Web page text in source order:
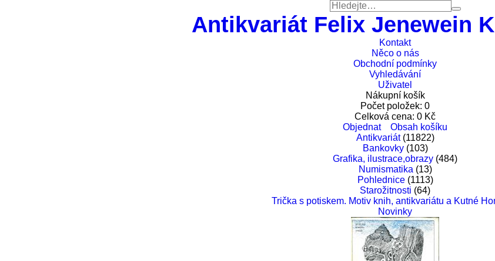
Antikvariát Felix Jenewein
Kontakt
Něco o nás
Obchodní podmínky
Vyhledávání
Uživatel
Nákupní košík
Počet položek: 0
Celková cena: 0 Kč
Objednat
Obsah košíku
Antikvariát(11822)
Bankovky(103)
Grafika, ilustrace,obrazy (484)
Numismatika (13)
Pohlednice(1113)
Starožitnosti (64)
Trička s potiskem. Motiv knih, antikvariátu a Kutné
Novinky